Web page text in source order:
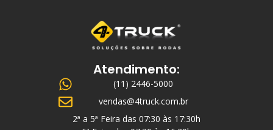
Atendimento:
(11) 2446-5000
vendas@4truck.com.br
2ª a 5ª Feira das 07:30 às 17:30h